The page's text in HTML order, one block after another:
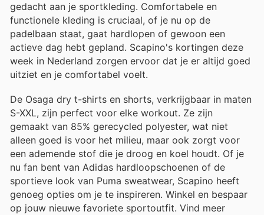
gedacht aan je sportkleding. Comfortabele en
functionele kleding is cruciaal, of je nu op de
padelbaan staat, gaat hardlopen of gewoon een
actieve dag hebt gepland. Scapino's kortingen deze
week in Nederland zorgen ervoor dat je er altijd goed
uitziet en je comfortabel voelt.
De Osaga dry t-shirts en shorts, verkrijgbaar in maten
S-XXL, zijn perfect voor elke workout. Ze zijn
gemaakt van 85% gerecycled polyester, wat niet
alleen goed is voor het milieu, maar ook zorgt voor
een ademende stof die je droog en koel houdt. Of je
nu fan bent van Adidas hardloopschoenen of de
sportieve look van Puma sweatwear, Scapino heeft
genoeg opties om je te inspireren. Winkel en bespaar
op jouw nieuwe favoriete sportoutfit. Vind meer